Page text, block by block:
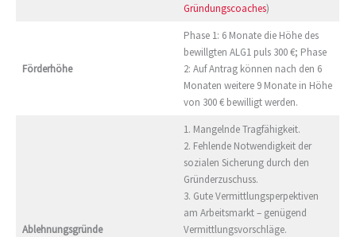
Gründungscoaches)
Förderhöhe
Phase 1: 6 Monate die Höhe des
bewillgten ALG1 puls 300 €; Phase
2: Auf Antrag können nach den 6
Monaten weitere 9 Monate in Höhe
von 300 € bewilligt werden.
Ablehnungsgründe
1. Mangelnde Tragfähigkeit.
2. Fehlende Notwendigkeit der
sozialen Sicherung durch den
Gründerzuschuss.
3. Gute Vermittlungsperpektiven
am Arbeitsmarkt – genügend
Vermittlungsvorschläge.